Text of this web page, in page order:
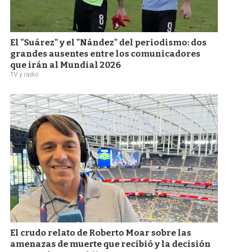
El "Suárez" y el "Nández" del periodismo: dos
grandes ausentes entre los comunicadores
que irán al Mundial 2026
TV y radio
El crudo relato de Roberto Moar sobre las
amenazas de muerte que recibió y la decisión